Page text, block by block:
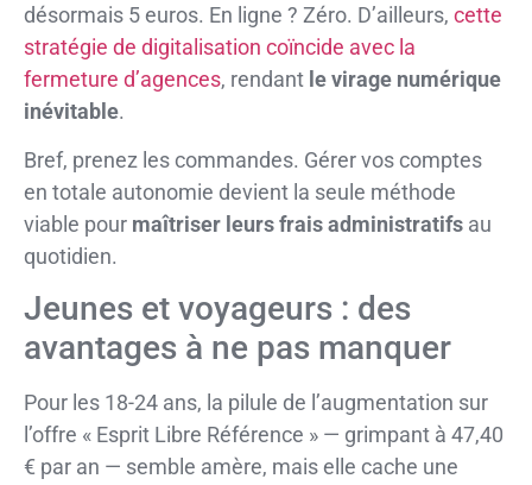
désormais 5 euros. En ligne ? Zéro. D’ailleurs, cette
stratégie de digitalisation coïncide avec la
fermeture d’agences, rendant le virage numérique
inévitable.
Bref, prenez les commandes. Gérer vos comptes
en totale autonomie devient la seule méthode
viable pour maîtriser leurs frais administratifs au
quotidien.
Jeunes et voyageurs : des
avantages à ne pas manquer
Pour les 18-24 ans, la pilule de l’augmentation sur
l’offre « Esprit Libre Référence » — grimpant à 47,40
€ par an — semble amère, mais elle cache une